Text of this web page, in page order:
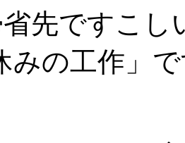
先ですこ
みの工作」